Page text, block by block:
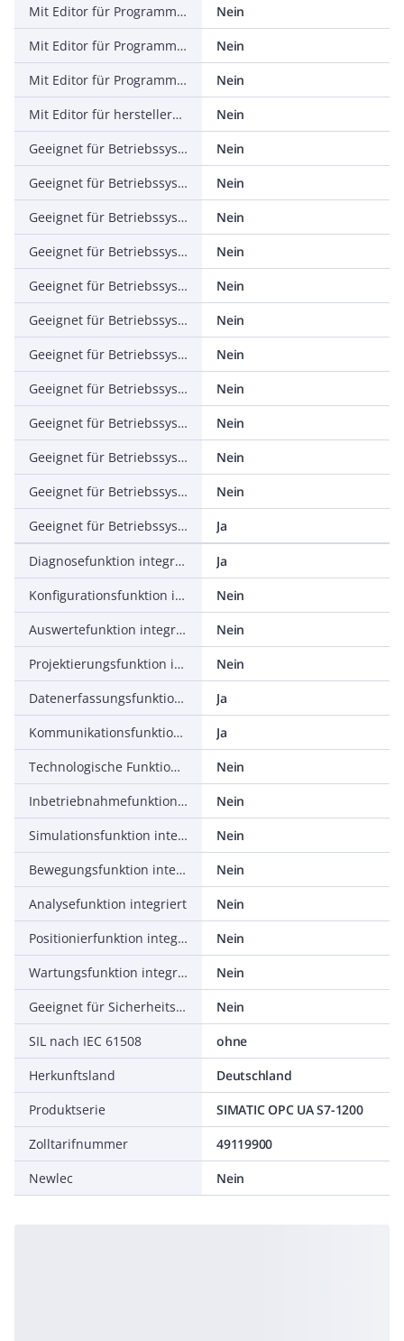
Mit Editor für Programmiersprache ST (Strukturierter Text)
Nein
Mit Editor für Programmiersprache AS (Ablaufsprache)
Nein
Mit Editor für Programmiersprache Flowchart
Nein
Mit Editor für herstellerspezifische Programmiersprache
Nein
Geeignet für Betriebssystem Windows 9x
Nein
Geeignet für Betriebssystem Windows NT
Nein
Geeignet für Betriebssystem Windows 2000
Nein
Geeignet für Betriebssystem Windows XP
Nein
Geeignet für Betriebssystem Windows ME
Nein
Geeignet für Betriebssystem Windows CE
Nein
Geeignet für Betriebssystem LINUX
Nein
Geeignet für Betriebssystem Windows Vista
Nein
Geeignet für Betriebssystem Windows 2003 Server
Nein
Geeignet für Betriebssystem Windows 7
Nein
Geeignet für Betriebssystem Windows 8
Nein
Geeignet für Betriebssystem, sonstige
Ja
Diagnosefunktion integriert
Ja
Konfigurationsfunktion integriert
Nein
Auswertefunktion integriert
Nein
Projektierungsfunktion integriert
Nein
Datenerfassungsfunktion integriert
Ja
Kommunikationsfunktion integriert
Ja
Technologische Funktion integriert
Nein
Inbetriebnahmefunktion integriert
Nein
Simulationsfunktion integriert
Nein
Bewegungsfunktion integriert
Nein
Analysefunktion integriert
Nein
Positionierfunktion integriert
Nein
Wartungsfunktion integriert
Nein
Geeignet für Sicherheitsfunktionen
Nein
SIL nach IEC 61508
ohne
Herkunftsland
Deutschland
Produktserie
SIMATIC OPC UA S7-1200
Zolltarifnummer
49119900
Newlec
Nein